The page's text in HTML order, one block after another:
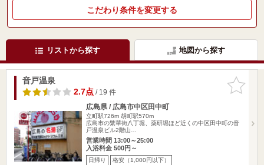
こだわり条件を変更する
リストから探す 地図から探す
お気に入
りに追加
音戸温泉
2.7点/ 19 件
広島県 / 広島市中区田中町
立町駅726m 胡町駅570m
広島市の繁華街八丁堀、薬研堀ほど近くの中区田中町の音
戸温泉ビル2階山…
営業時間 13:00～25:00
入浴料金 500円～
日帰り 格安（1,000円以下）